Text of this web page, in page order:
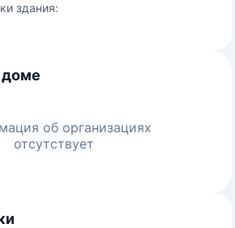
здания:
доме
об организациях
отсутствует